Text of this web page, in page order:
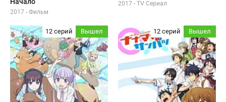
Начало
2017 - Фильм
2017 - TV Сериал
12 серий Вышел 12 серий Вышел